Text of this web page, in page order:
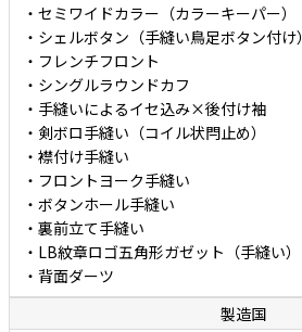
・セミワイドカラー（カラーキーパー）
・シェルボタン（手縫い鳥足ボタン付け）
・フレンチフロント
・シングルラウンドカフ
・手縫いによるイセ込み×後付け袖
・剣ボロ手縫い（コイル状閂止め）
・襟付け手縫い
・フロントヨーク手縫い
・ボタンホール手縫い
・裏前立て手縫い
・LB紋章ロゴ五角形ガゼット（手縫い）
・背面ダーツ
製造国